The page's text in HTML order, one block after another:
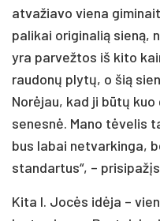
atvažiavo viena
palikai originalią sieną,
yra parvežtos iš kito
raudonų plytų, o šią
Norėjau, kad ji būtų
senesnė. Mano tėvelis
bus labai netvarkinga,
standartus“, –
Kita I. Jocės idėja –